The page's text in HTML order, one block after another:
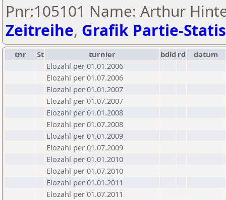
Pnr:105101 Name: Arthur
Zeitreihe, Grafik Partie-
tnr St turnier bdld rd
datum
Elozahl per 01.01.2006
Elozahl per 01.07.2006
Elozahl per 01.01.2007
Elozahl per 01.07.2007
Elozahl per 01.01.2008
Elozahl per 01.07.2008
Elozahl per 01.01.2009
Elozahl per 01.07.2009
Elozahl per 01.01.2010
Elozahl per 01.07.2010
Elozahl per 01.01.2011
Elozahl per 01.07.2011